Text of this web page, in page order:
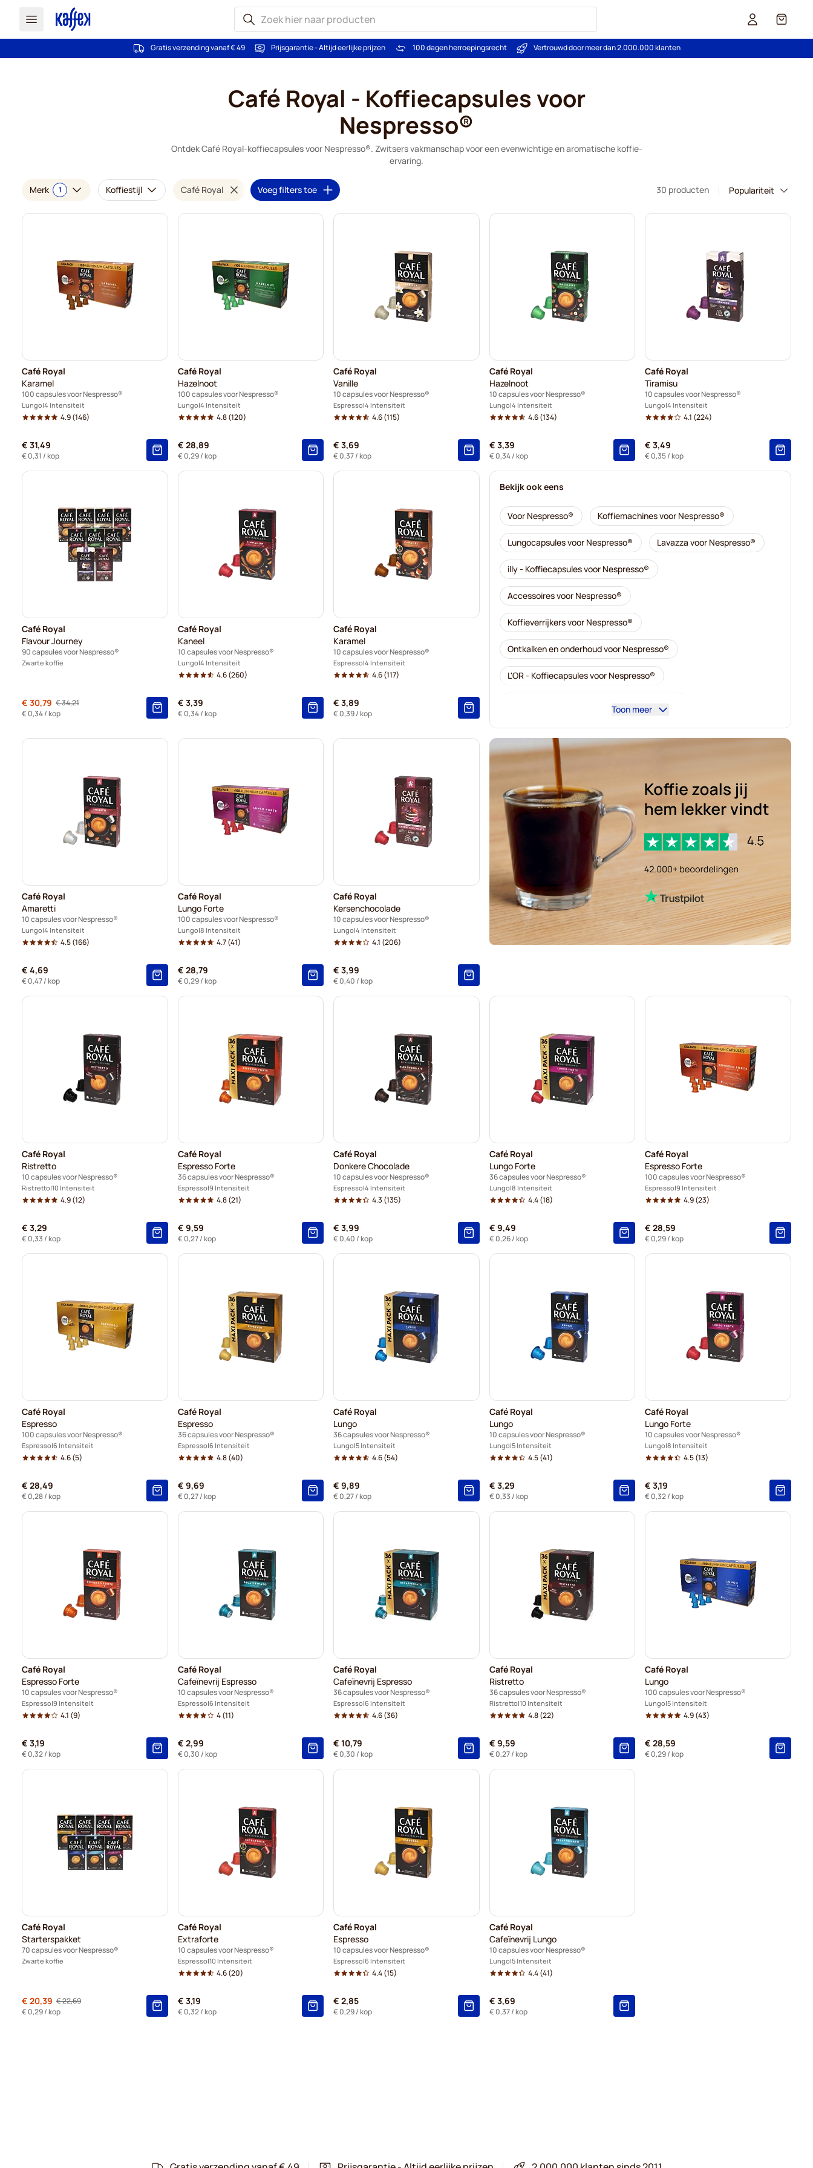
Cart
Gratis verzending vanaf € 49 Prijsgarantie - Altijd eerlijke prijzen 100 dagen herroepingsrecht Vertrouwd door meer dan 2.000.000 klanten
Café Royal - Koffiecapsules voor
Nespresso®
Ontdek Café Royal-koffiecapsules voor Nespresso®. Zwitsers vakmanschap voor een evenwichtige en aromatische koffie-
ervaring.
Merk 1 Koffiestijl Café Royal Voeg filters toe 30 producten
Café Royal
Karamel
100 capsules voor Nespresso®
Lungo 4 Intensiteit
4.9(146)
€ 31,49
€ 0,31 / kop
Café Royal
Hazelnoot
100 capsules voor Nespresso®
Lungo 4 Intensiteit
4.8(120)
€ 28,89
€ 0,29/ kop
Café Royal
Vanille
10 capsules voor Nespresso®
Espresso 4 Intensiteit
4.6(115)
€ 3,69
€ 0,37/ kop
Café Royal
Hazelnoot
10 capsules voor Nespresso®
Lungo 4 Intensiteit
4.6(134)
€ 3,39
€ 0,34/ kop
Café Royal
Tiramisu
10 capsules voor Nespresso®
Lungo 4 Intensiteit
4.1 (224)
€ 3,49
€ 0,35/ kop
Café Royal
Flavour Journey
90 capsules voor Nespresso®
Zwarte koffie
Normale prijs
€ 34,21
Vanaf
€ 30,79
€ 0,34/ kop
Café Royal
Kaneel
10 capsules voor Nespresso®
Lungo 4 Intensiteit
4.6(260)
€ 3,39
€ 0,34/ kop
Café Royal
Karamel
10 capsules voor Nespresso®
Espresso 4 Intensiteit
4.6(117)
€ 3,89
€ 0,39/ kop
Bekijk ook eens
Voor Nespresso® Koffiemachines voor Nespresso®
Lungocapsules voor Nespresso® Lavazza voor Nespresso®
illy - Koffiecapsules voor Nespresso®
Accessoires voor Nespresso®
Koffieverrijkers voor Nespresso®
Ontkalken en onderhoud voor Nespresso®
L'OR - Koffiecapsules voor Nespresso®
Café René - Koffiecapsules voor Nespresso®
Caffè Borbone voor Nespresso®
Gevalia - Koffiecapsules voor Nespresso®
Belmio - Koffiecapsules voor Nespresso®
Friele - Koffiecapsules voor Nespresso®
Garibaldi - Koffiecapsules voor Nespresso®
Tonino Lamborghini - Koffiecapsules voor Nespresso®
Starbucks voor Nespresso®
Cafeïnevrije koffiecapsules voor Nespresso®
Toon meer
Café Royal
Amaretti
10 capsules voor Nespresso®
Lungo 4 Intensiteit
4.5(166)
€ 4,69
€ 0,47/ kop
Café Royal
Lungo Forte
100 capsules voor Nespresso®
Lungo 8 Intensiteit
4.7(41)
€ 28,79
€ 0,29/ kop
Café Royal
Kersenchocolade
10 capsules voor Nespresso®
Lungo 4 Intensiteit
4.1 (206)
€ 3,99
€ 0,40 / kop
Café Royal
Ristretto
10 capsules voor Nespresso®
Ristretto 10 Intensiteit
4.9(12)
€ 3,29
€ 0,33 / kop
Café Royal
Espresso Forte
36 capsules voor Nespresso®
Espresso 9 Intensiteit
4.8(21)
€ 9,59
€ 0,27/ kop
Café Royal
Donkere Chocolade
10 capsules voor Nespresso®
Espresso 4 Intensiteit
4.3 (135)
€ 3,99
€ 0,40 / kop
Café Royal
Lungo Forte
36 capsules voor Nespresso®
Lungo 8 Intensiteit
4.4(18)
€ 9,49
€ 0,26/ kop
Café Royal
Espresso Forte
100 capsules voor Nespresso®
Espresso 9 Intensiteit
4.9(23)
€ 28,59
€ 0,29/ kop
Café Royal
Espresso
100 capsules voor Nespresso®
Espresso 6 Intensiteit
4.6(5)
€ 28,49
€ 0,28/ kop
Café Royal
Espresso
36 capsules voor Nespresso®
Espresso 6 Intensiteit
4.8(40)
€ 9,69
€ 0,27/ kop
Café Royal
Lungo
36 capsules voor Nespresso®
Lungo 5 Intensiteit
4.6(54)
€ 9,89
€ 0,27/ kop
Café Royal
Lungo
10 capsules voor Nespresso®
Lungo 5 Intensiteit
4.5(41)
€ 3,29
€ 0,33 / kop
Café Royal
Lungo Forte
10 capsules voor Nespresso®
Lungo 8 Intensiteit
4.5(13)
€ 3,19
€ 0,32/ kop
Café Royal
Espresso Forte
10 capsules voor Nespresso®
Espresso 9 Intensiteit
4.1 (9)
€ 3,19
€ 0,32/ kop
Café Royal
Cafeïnevrij Espresso
10 capsules voor Nespresso®
Espresso 6 Intensiteit
4(11)
€ 2,99
€ 0,30 / kop
Café Royal
Cafeïnevrij Espresso
36 capsules voor Nespresso®
Espresso 6 Intensiteit
4.6(36)
€ 10,79
€ 0,30 / kop
Café Royal
Ristretto
36 capsules voor Nespresso®
Ristretto 10 Intensiteit
4.8(22)
€ 9,59
€ 0,27/ kop
Café Royal
Lungo
100 capsules voor Nespresso®
Lungo 5 Intensiteit
4.9(43)
€ 28,59
€ 0,29/ kop
Café Royal
Starterspakket
70 capsules voor Nespresso®
Zwarte koffie
Normale prijs
€ 22,69
Vanaf
€ 20,39
€ 0,29/ kop
Café Royal
Extraforte
10 capsules voor Nespresso®
Espresso 10 Intensiteit
4.6(20)
€ 3,19
€ 0,32/ kop
Café Royal
Espresso
10 capsules voor Nespresso®
Espresso 6 Intensiteit
4.4(15)
€ 2,85
€ 0,29/ kop
Café Royal
Cafeïnevrij Lungo
10 capsules voor Nespresso®
Lungo 5 Intensiteit
4.4(41)
€ 3,69
€ 0,37/ kop